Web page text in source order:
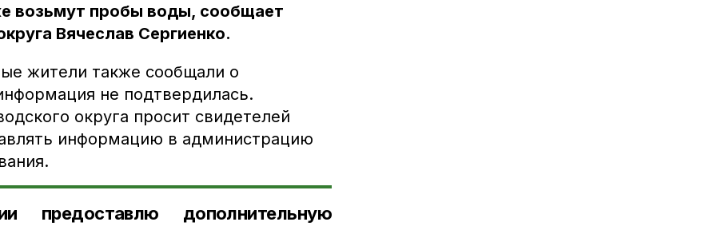
возьмут пробы воды, сообщает
Вячеслав Сергиенко.
жители также сообщали о
не подтвердилась.
округа просит свидетелей
информацию в администрацию
предоставлю дополнительную